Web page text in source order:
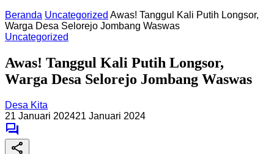
Beranda Uncategorized Awas! Tanggul Kali Putih Longsor,
Warga Desa Selorejo Jombang Waswas
Uncategorized
Awas! Tanggul Kali Putih Longsor,
Warga Desa Selorejo Jombang Waswas
Desa Kita
21 Januari 202421 Januari 2024